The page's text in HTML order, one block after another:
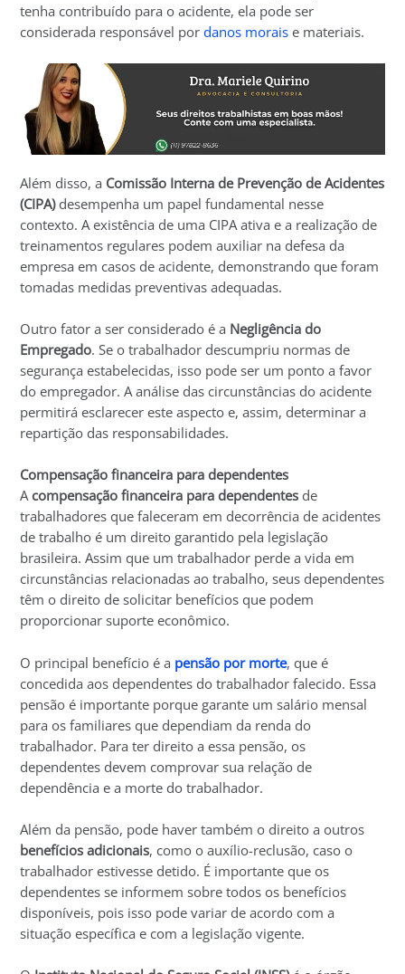
tenha contribuído para o acidente, ela pode ser
considerada responsável pordanos morais e materiais.
Além disso, a Comissão Interna de Prevenção de Acidentes
(CIPA)desempenha um papel fundamental nesse
contexto. A existência de uma CIPA ativa e a realização de
treinamentos regulares podem auxiliar na defesa da
empresa em casos de acidente, demonstrando que foram
tomadas medidas preventivas adequadas.
Outro fator a ser considerado é a Negligência do
Empregado. Se o trabalhador descumpriu normas de
segurança estabelecidas, isso pode ser um ponto a favor
do empregador. A análise das circunstâncias do acidente
permitirá esclarecer este aspecto e, assim, determinar a
repartição das responsabilidades.
Compensação financeira para dependentes
Acompensação financeira para dependentes de
trabalhadores que faleceram em decorrência de acidentes
de trabalho é um direito garantido pela legislação
brasileira. Assim que um trabalhador perde a vida em
circunstâncias relacionadas ao trabalho, seus dependentes
têm o direito de solicitar benefícios que podem
proporcionar suporte econômico.
O principal benefício é a pensão por morte, que é
concedida aos dependentes do trabalhador falecido. Essa
pensão é importante porque garante um salário mensal
para os familiares que dependiam da renda do
trabalhador. Para ter direito a essa pensão, os
dependentes devem comprovar sua relação de
dependência e a morte do trabalhador.
Além da pensão, pode haver também o direito a outros
benefícios adicionais, como o auxílio-reclusão, caso o
trabalhador estivesse detido. É importante que os
dependentes se informem sobre todos os benefícios
disponíveis, pois isso pode variar de acordo com a
situação específica e com a legislação vigente.